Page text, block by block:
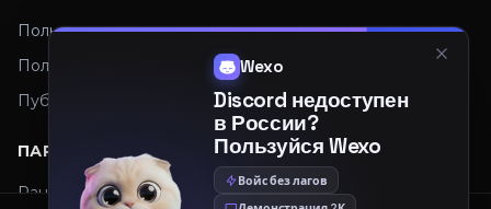
Пользовательское соглашение
Политика конфиденциальности
Публичная оферта
ПАРТНЕРЫ
Рандомайзер
Wexo
Discord недоступен
в России?
Пользуйся Wexo
Войс без лагов